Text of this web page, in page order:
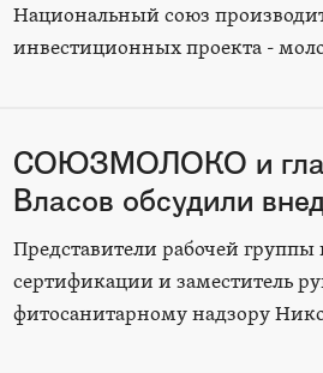
Национальный союз
инвестиционных проекта -
СОЮЗМОЛОКО и
Власов обсудили
Представители рабочей
сертификации и заместитель
фитосанитарному надзору